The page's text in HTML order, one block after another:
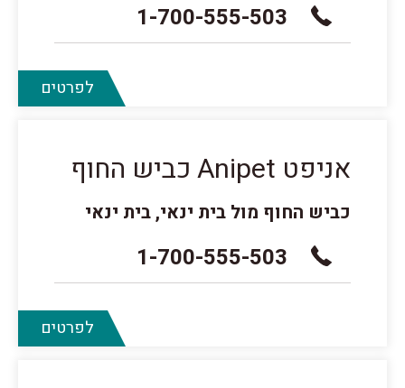
1-700-555-503
לפרטים
אניפט Anipet כביש החוף
כביש החוף מול בית ינאי, בית ינאי
1-700-555-503
לפרטים